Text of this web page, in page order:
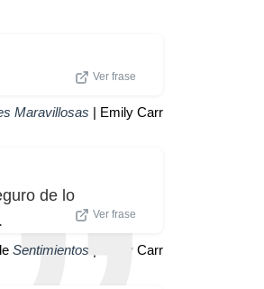
Ver frase
Maravillosas | Emily Carr
de lo
Ver frase
Sentimientos | Emily Carr